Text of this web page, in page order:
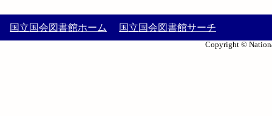
国立国会図書館ホーム 国立国会図書館サーチ
Copyright ©